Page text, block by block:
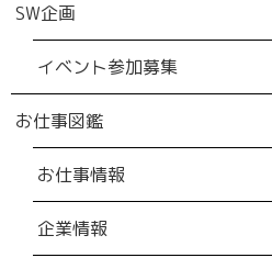
SW企画
イベント参加募集
お仕事図鑑
お仕事情報
企業情報